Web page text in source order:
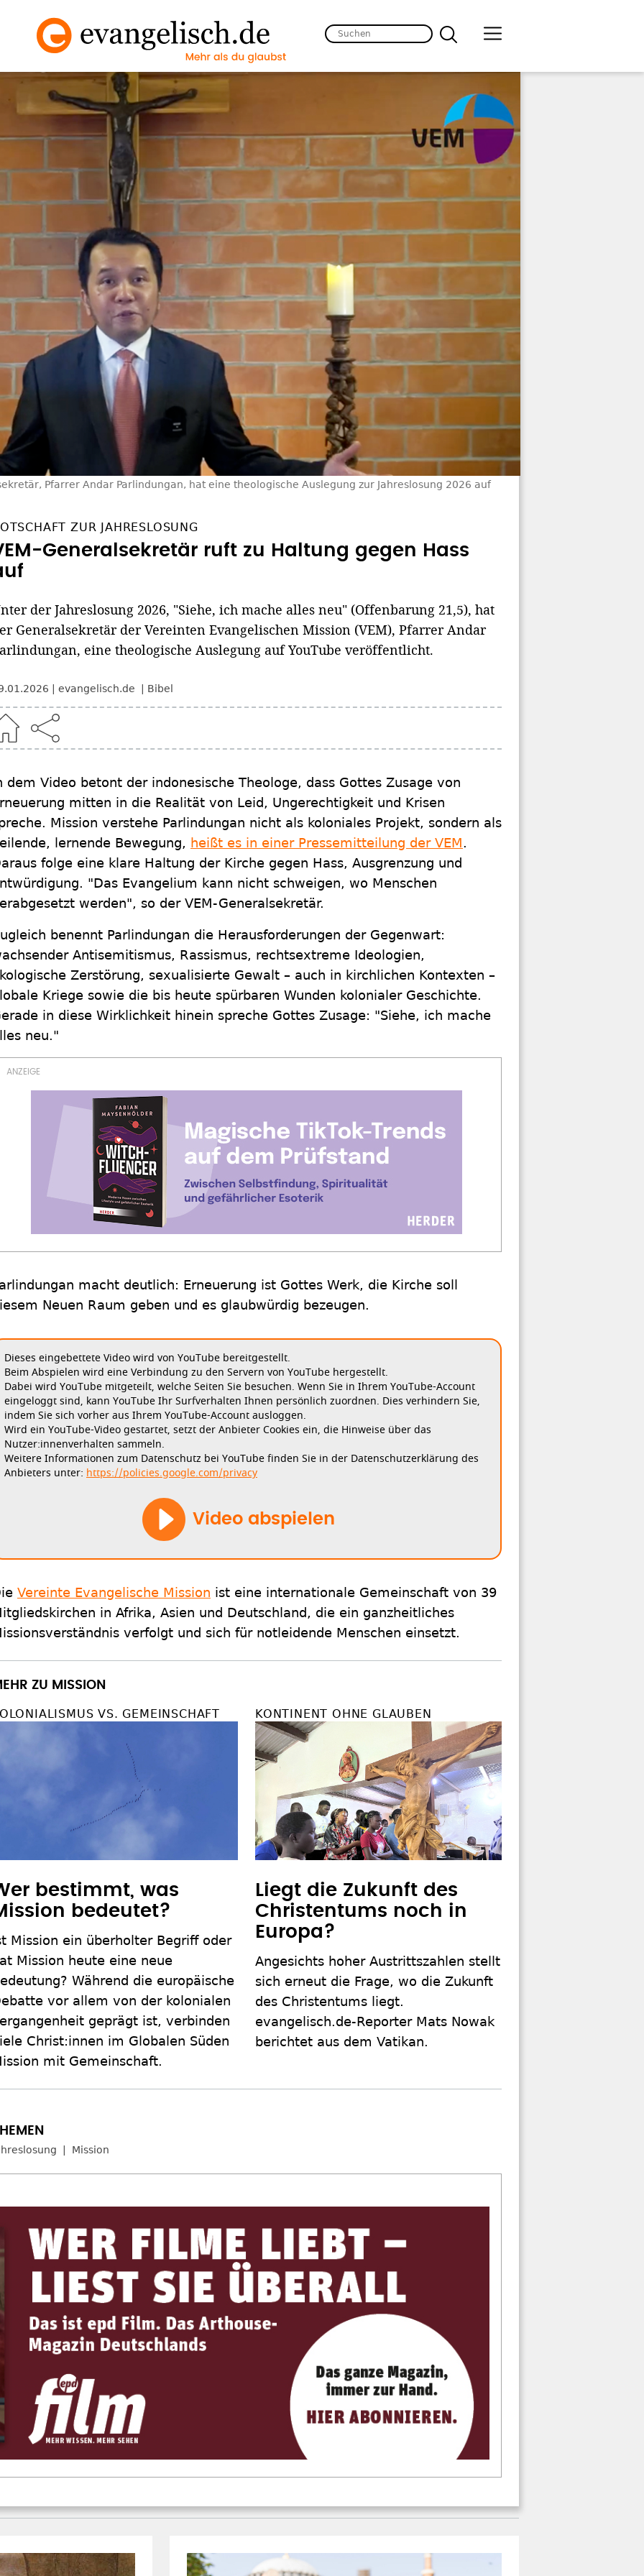
Pfarrer Andar Parlindungan, hat eine theologische Auslegung zur Jahreslosung 2026 auf
ZUR JAHRESLOSUNG
Generalsekretär ruft zu Haltung gegen Hass
der Jahreslosung 2026, "Siehe, ich mache alles neu" (Offenbarung 21,5), hat
Generalsekretär der Vereinten Evangelischen Mission (VEM), Pfarrer Andar
eine theologische Auslegung auf YouTube veröffentlicht.
evangelisch.de Bibel
dem Video betont der indonesische Theologe, dass Gottes Zusage von
mitten in die Realität von Leid, Ungerechtigkeit und Krisen
Mission verstehe Parlindungan nicht als koloniales Projekt, sondern als
lernende Bewegung, heißt es in einer Pressemitteilung der VEM.
folge eine klare Haltung der Kirche gegen Hass, Ausgrenzung und
"Das Evangelium kann nicht schweigen, wo Menschen
werden", so der VEM-Generalsekretär.
benennt Parlindungan die Herausforderungen der Gegenwart:
Antisemitismus, Rassismus, rechtsextreme Ideologien,
Zerstörung, sexualisierte Gewalt – auch in kirchlichen Kontexten –
Kriege sowie die bis heute spürbaren Wunden kolonialer Geschichte.
in diese Wirklichkeit hinein spreche Gottes Zusage: "Siehe, ich mache
neu."
macht deutlich: Erneuerung ist Gottes Werk, die Kirche soll
Neuen Raum geben und es glaubwürdig bezeugen.
Dieses eingebettete Video wird von YouTube bereitgestellt.
Beim Abspielen wird eine Verbindung zu den Servern von YouTube hergestellt.
Dabei wird YouTube mitgeteilt, welche Seiten Sie besuchen. Wenn Sie in Ihrem YouTube-Account
eingeloggt sind, kann YouTube Ihr Surfverhalten Ihnen persönlich zuordnen. Dies verhindern Sie,
indem Sie sich vorher aus Ihrem YouTube-Account ausloggen.
Wird ein YouTube-Video gestartet, setzt der Anbieter Cookies ein, die Hinweise über das
Nutzer:innenverhalten sammeln.
Weitere Informationen zum Datenschutz bei YouTube finden Sie in der Datenschutzerklärung des
Anbieters unter: https://policies.google.com/privacy
Video abspielen
Vereinte Evangelische Mission ist eine internationale Gemeinschaft von 39
in Afrika, Asien und Deutschland, die ein ganzheitliches
verfolgt und sich für notleidende Menschen einsetzt.
ZU MISSION
VS. GEMEINSCHAFT
bestimmt, was
bedeutet?
Mission ein überholter Begriff oder
Mission heute eine neue
Während die europäische
vor allem von der kolonialen
geprägt ist, verbinden
Christ:innen im Globalen Süden
mit Gemeinschaft.
KONTINENT OHNE GLAUBEN
Liegt die Zukunft des
Christentums noch in
Europa?
Angesichts hoher Austrittszahlen stellt
sich erneut die Frage, wo die Zukunft
des Christentums liegt.
evangelisch.de-Reporter Mats Nowak
berichtet aus dem Vatikan.
Mission